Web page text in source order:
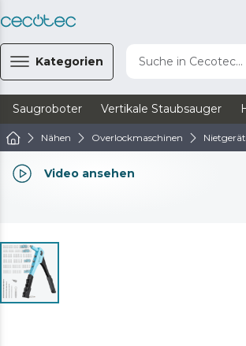
Kategorien Suche in Cecotec...
Saugroboter Vertikale Staubsauger
Nähen Overlockmaschinen
Video ansehen